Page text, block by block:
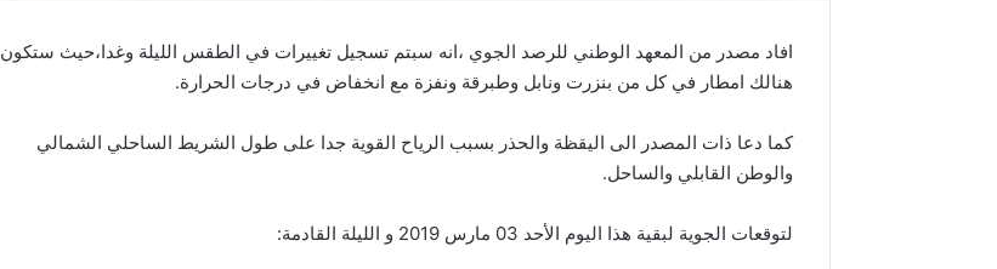
افاد مصدر من المعهد الوطني للرصد الجوي ،انه سبتم تسجيل تغييرات في الطقس الليلة وغدا،حيث ستكون
هنالك امطار في كل من بنزرت ونابل وطبرقة ونفزة مع انخفاض في درجات الحرارة.
كما دعا ذات المصدر الى اليقظة والحذر بسبب الرياح القوية جدا على طول الشريط الساحلي الشمالي
والوطن القابلي والساحل.
لتوقعات الجوية لبقية هذا اليوم الأحد 03 مارس 2019 و الليلة القادمة: